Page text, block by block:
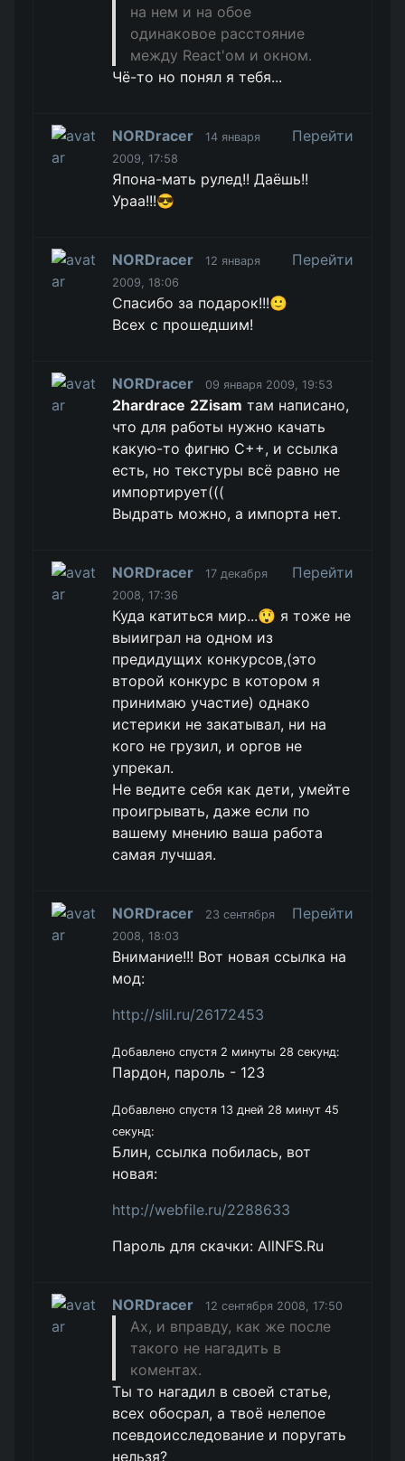
на нем и на обое
одинаковое расстояние
между React'oм и окном.
Чё-то но понял я тебя...
NORDracer
14 января
2009, 17:58
Перейти
Япона-мать рулед!! Даёшь!!
Ураа!!!😎
NORDracer
12 января
2009, 18:06
Перейти
Спасибо за подарок!!!🙂
Всех с прошедшим!
NORDracer 09 января 2009, 19:53
2hardrace 2Zisam там написано,
что для работы нужно качать
какую-то фигню С++, и ссылка
есть, но текстуры всё равно не
импортирует(((
Выдрать можно, а импорта нет.
NORDracer
17 декабря
2008, 17:36
Перейти
Куда катиться мир...😲 я тоже не
выииграл на одном из
предидущих конкурсов,(это
второй конкурс в котором я
принимаю участие) однако
истерики не закатывал, ни на
кого не грузил, и оргов не
упрекал.
Не ведите себя как дети, умейте
проигрывать, даже если по
вашему мнению ваша работа
самая лучшая.
NORDracer
23 сентября
2008, 18:03
Перейти
Внимание!!! Вот новая ссылка на
мод:
http://slil.ru/26172453
Добавлено спустя 2 минуты 28 секунд:
Пардон, пароль - 123
Добавлено спустя 13 дней 28 минут 45
секунд:
Блин, ссылка побилась, вот
новая:
http://webfile.ru/2288633
Пароль для скачки: AllNFS.Ru
NORDracer 12 сентября 2008, 17:50
Ах, и вправду, как же после
такого не нагадить в
коментах.
Ты то нагадил в своей статье,
всех обосрал, а твоё нелепое
псевдоисследование и поругать
нельзя?